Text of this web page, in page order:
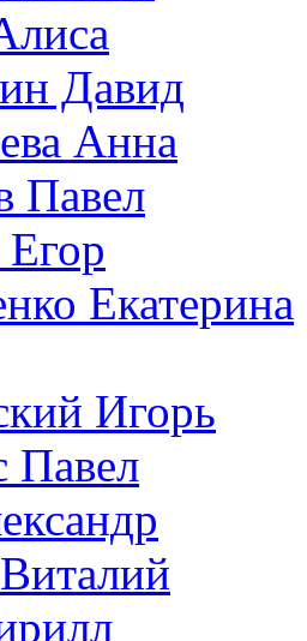
Давид
Анна
Павел
Екатерина
Игорь
Павел